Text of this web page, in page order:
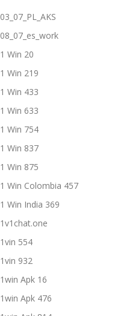
03_07_PL_AKS
08_07_es_work
1 Win 20
1 Win 219
1 Win 433
1 Win 633
1 Win 754
1 Win 837
1 Win 875
1 Win Colombia 457
1 Win India 369
1v1chat.one
1vin 554
1vin 932
1win Apk 16
1win Apk 476